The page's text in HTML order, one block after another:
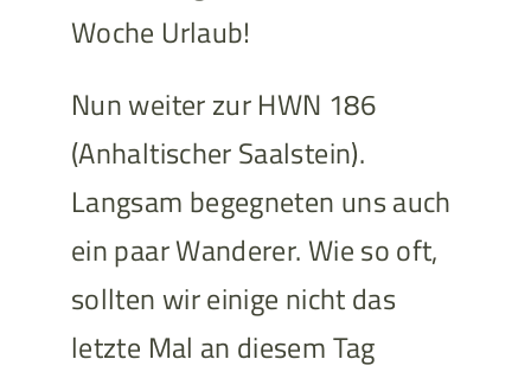
Woche Urlaub!
Nun weiter zur HWN 186
(Anhaltischer Saalstein).
Langsam begegneten uns auch
ein paar Wanderer. Wie so oft,
sollten wir einige nicht das
letzte Mal an diesem Tag